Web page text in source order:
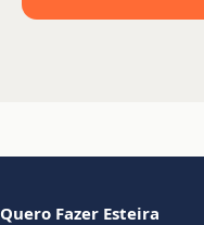
Quero Fazer Esteira